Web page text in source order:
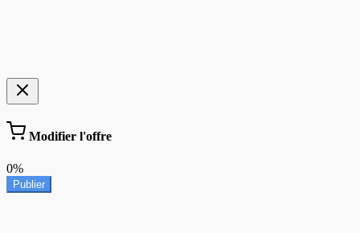
Modifier l'offre
0%
Publier